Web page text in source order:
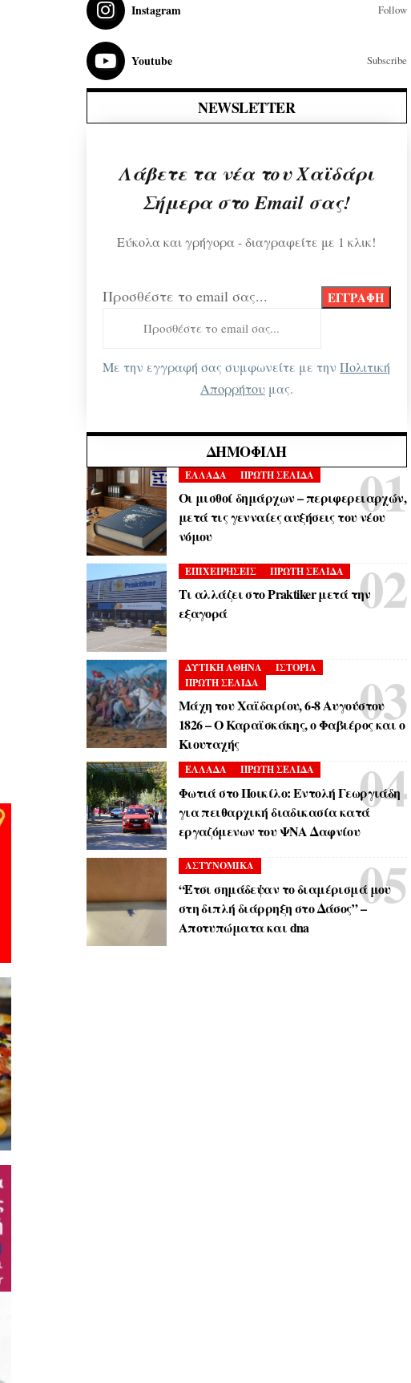
Instagram Follow
Youtube Subscribe
NEWSLETTER
Λάβετε τα νέα του Χαϊδάρι
Σήμερα στο Email σας!
Εύκολα και γρήγορα - διαγραφείτε με 1 κλικ!
Προσθέστε το email σας...
Με την εγγραφή σας συμφωνείτε με τηνΠολιτική
Απορρήτουμας.
ΔΗΜΟΦΙΛΉ
ΕΛΛΑΔΑ ΠΡΩΤΗ ΣΕΛΙΔΑ
Οι μισθοί δημάρχων – περιφερειαρχών,
μετά τις γενναίες αυξήσεις του νέου
νόμου
ΕΠΙΧΕΙΡΗΣΕΙΣ ΠΡΩΤΗ ΣΕΛΙΔΑ
Τι αλλάζει στο Praktiker μετά την
εξαγορά
ΔΥΤΙΚΗ ΑΘΗΝΑ
ΙΣΤΟΡΙΑ
ΠΡΩΤΗ ΣΕΛΙΔΑ
Μάχη του Χαϊδαρίου, 6-8 Αυγούστου
1826 – Ο Καραϊσκάκης, ο Φαβιέρος και ο
Κιουταχής
ΕΛΛΑΔΑ ΠΡΩΤΗ ΣΕΛΙΔΑ
Φωτιά στο Ποικίλο: Εντολή Γεωργιάδη
για πειθαρχική διαδικασία κατά
εργαζόμενων του ΨΝΑ Δαφνίου
ΑΣΤΥΝΟΜΙΚΑ
“Έτσι σημάδεψαν το διαμέρισμά μου
στη διπλή διάρρηξη στο Δάσος” –
Αποτυπώματα και dna